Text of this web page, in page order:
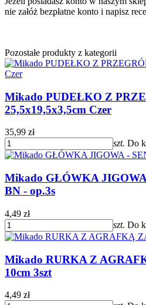
nie załóż bezpłatne konto i napisz
Pozostałe produkty z kategorii
Mikado PUDEŁKO Z
25,5x19,5x3,5cm Czer
35,99 zł
szt. Do
Mikado GŁÓWKA
BN - op.3s
4,49 zł
szt. Do
Mikado RURKA Z
10cm 3szt
4,49 zł